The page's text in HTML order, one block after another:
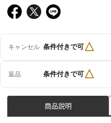
キャンセル 条件付きで可△
返品 条件付きで可△
商品説明